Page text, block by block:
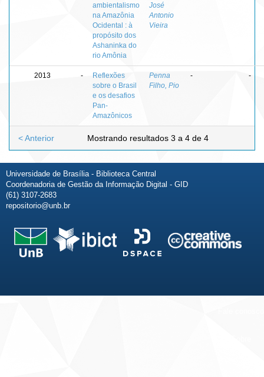
ambientalismo
na Amazônia
Ocidental : à
propósito dos
Ashaninka do
rio Amônia
José
Antonio
Vieira
2013 -
Reflexões
sobre o Brasil
e os desafios
Pan-
Amazônicos
Penna
Filho, Pio
- -
Mostrando resultados 3 a 4 de 4
< Anterior
Universidade de Brasília - Biblioteca Central
Coordenadoria de Gestão da Informação Digital - GID
(61) 3107-2683
repositorio@unb.br